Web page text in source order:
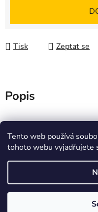
Tento web používá
tohoto webu vyjadřujete
Tisk Zeptat se
Popis